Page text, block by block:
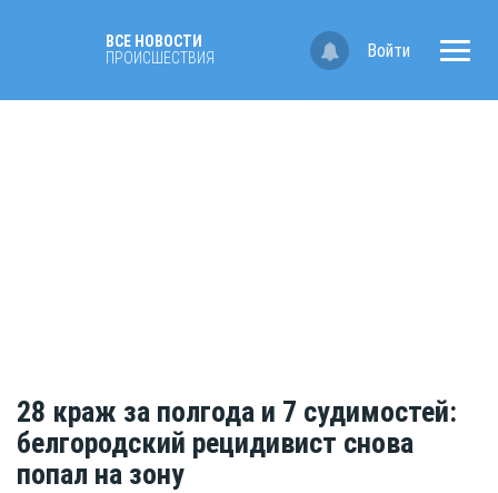
ВСЕ НОВОСТИ
ПРОИСШЕСТВИЯ
Войти
28 краж за полгода и 7 судимостей:
белгородский рецидивист снова
попал на зону